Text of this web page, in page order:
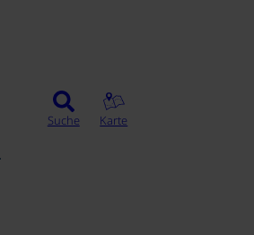
Suche Karte